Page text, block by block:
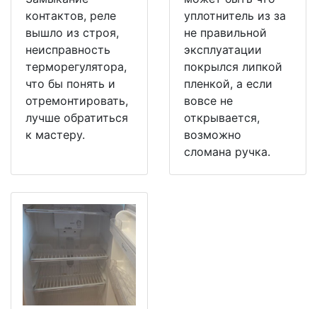
контактов, реле
вышло из строя,
неисправность
терморегулятора,
что бы понять и
отремонтировать,
лучше обратиться
к мастеру.
уплотнитель из за
не правильной
эксплуатации
покрылся липкой
пленкой, а если
вовсе не
открывается,
возможно
сломана ручка.